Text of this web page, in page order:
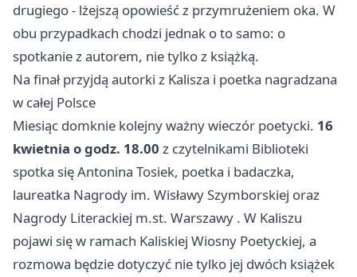
drugiego - lżejszą opowieść z przymrużeniem oka. W
obu przypadkach chodzi jednak o to samo: o
spotkanie z autorem, nie tylko z książką.
Na finał przyjdą autorki z Kalisza i poetka nagradzana
w całej Polsce
Miesiąc domknie kolejny ważny wieczór poetycki. 16
kwietnia o godz. 18.00 z czytelnikami Biblioteki
spotka się Antonina Tosiek, poetka i badaczka,
laureatka Nagrody im. Wisławy Szymborskiej oraz
Nagrody Literackiej m.st. Warszawy . W Kaliszu
pojawi się w ramach Kaliskiej Wiosny Poetyckiej, a
rozmowa będzie dotyczyć nie tylko jej dwóch książek